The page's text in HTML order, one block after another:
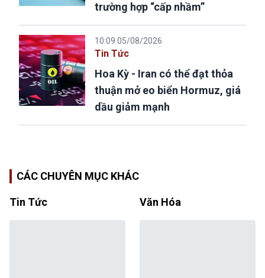
trường hợp “cấp nhầm”
10:09 05/08/2026
Tin Tức
Hoa Kỳ - Iran có thể đạt thỏa
thuận mở eo biển Hormuz, giá
dầu giảm mạnh
CÁC CHUYÊN MỤC KHÁC
Tin Tức Văn Hóa